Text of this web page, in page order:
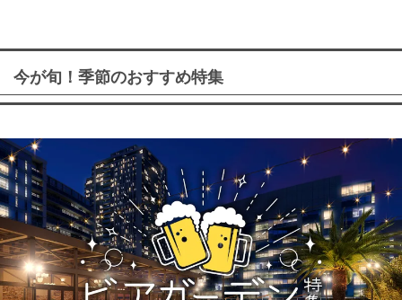
今が旬！季節のおすすめ特集